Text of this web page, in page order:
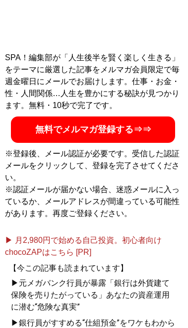
SPA！編集部が「人生後半を賢く楽しく生きる」
をテーマに厳選した記事をメルマガ会員限定で毎
週金曜日にメールでお届けします。仕事・お金・
性・人間関係…人生を豊かにする秘訣が見つかり
ます。無料・10秒で完了です。
無料でメルマガ登録する⇒⇒
※登録後、メール認証が必要です。受信した認証
メールをクリックして、登録を完了させてくださ
い。
※認証メールが届かない場合、迷惑メールに入っ
ているか、メールアドレスが間違っている可能性
があります。再度ご登録ください。
▶ 月2,980円で始める自己投資。初心者向け
chocoZAPはこちら [PR]
【今この記事も読まれています】
▶元メガバンク行員が暴露「銀行は外貨建て
保険を売りたがっている」あなたの資産運用
に潜む“危険な真実”
▶銀行員がすすめる“仕組預金”をワケもわから